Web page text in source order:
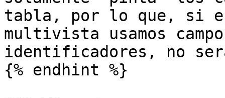
tabla, por lo que, si
multivista usamos
identificadores, no
{% endhint %}